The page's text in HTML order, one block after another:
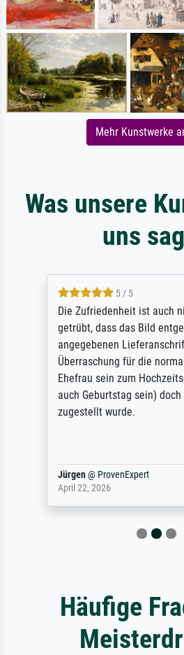
Mehr Kunstwerke
Was unsere
uns
5 / 5
Die Zufriedenheit ist auch
getrübt, dass das Bild
angegebenen
Überraschung für die
Ehefrau sein zum
auch Geburtstag sein)
zugestellt wurde.
Jürgen@ ProvenExpert
April 22, 2026
Häufige